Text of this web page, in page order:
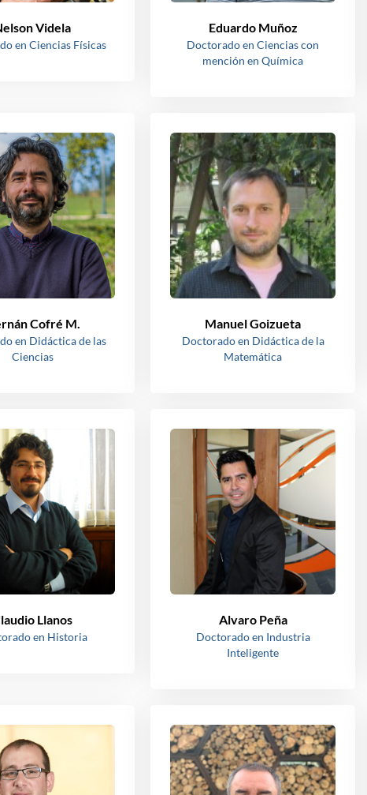
Videla
en Ciencias Físicas
Eduardo Muñoz
Doctorado en Ciencias con
mención en Química
Cofré M.
en Didáctica de las
Ciencias
Manuel Goizueta
Doctorado en Didáctica de la
Matemática
Llanos
en Historia
Alvaro Peña
Doctorado en Industria
Inteligente